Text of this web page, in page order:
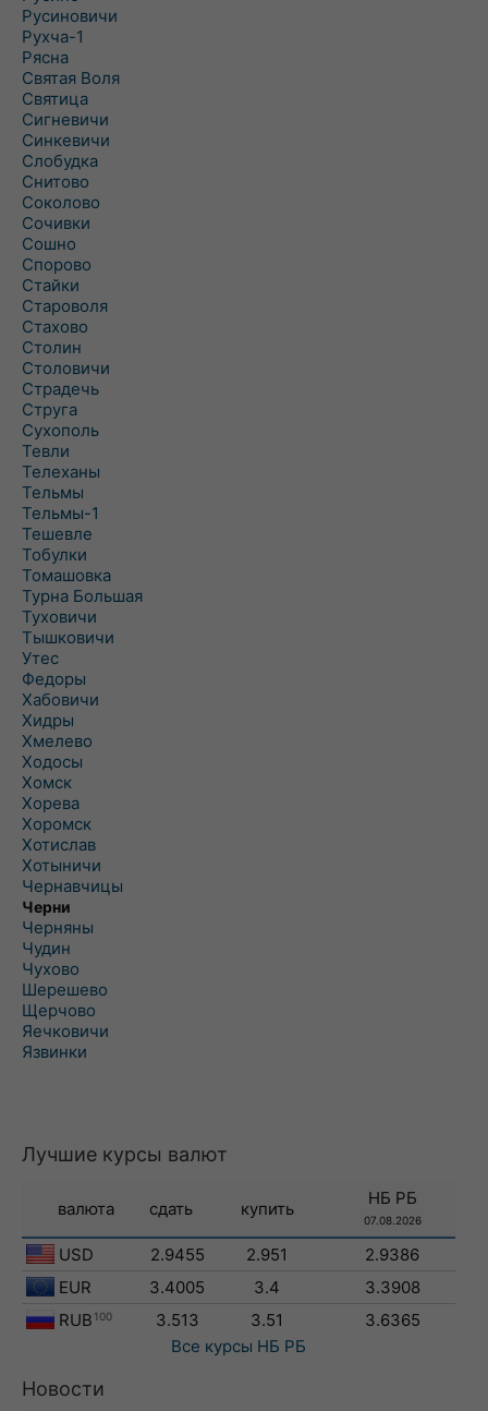
Русиновичи
Рухча-1
Рясна
Святая Воля
Святица
Сигневичи
Синкевичи
Слобудка
Снитово
Соколово
Сочивки
Сошно
Спорово
Стайки
Староволя
Стахово
Столин
Столовичи
Страдечь
Струга
Сухополь
Тевли
Телеханы
Тельмы
Тельмы-1
Тешевле
Тобулки
Томашовка
Турна Большая
Туховичи
Тышковичи
Утес
Федоры
Хабовичи
Хидры
Хмелево
Ходосы
Хомск
Хорева
Хоромск
Хотислав
Хотыничи
Чернавчицы
Черни
Черняны
Чудин
Чухово
Шерешево
Щерчово
Яечковичи
Язвинки
Лучшие курсы валют
валюта сдать купить
НБ РБ
07.08.2026
USD 2.9455 2.951
2.9386
EUR
3.4005 3.4
3.3908
RUB 100 3.513 3.51
3.6365
Все курсы НБ РБ
Новости